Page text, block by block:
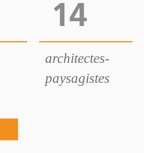
14
architectes-
paysagistes